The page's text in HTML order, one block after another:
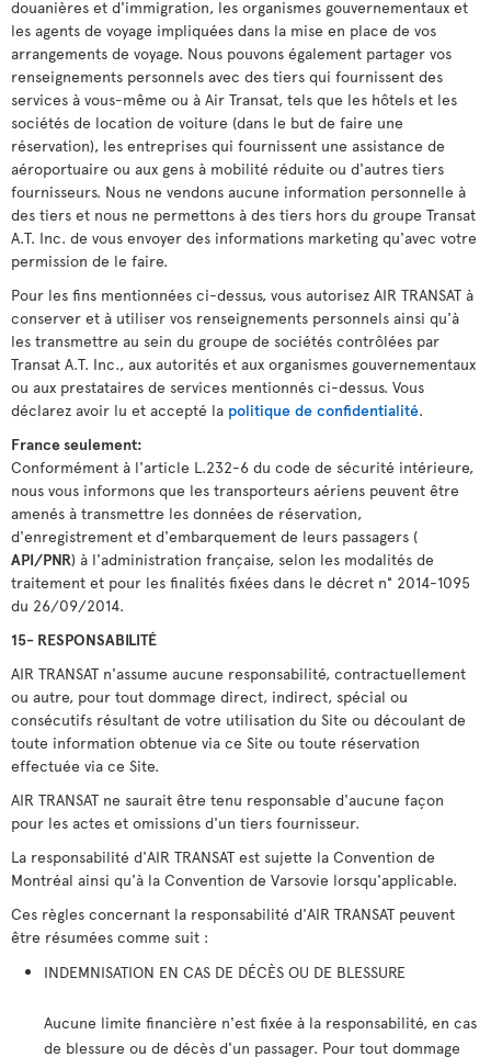
douanières et d'immigration, les organismes gouvernementaux et
les agents de voyage impliquées dans la mise en place de vos
arrangements de voyage. Nous pouvons également partager vos
renseignements personnels avec des tiers qui fournissent des
services à vous-même ou à Air Transat, tels que les hôtels et les
sociétés de location de voiture (dans le but de faire une
réservation), les entreprises qui fournissent une assistance de
aéroportuaire ou aux gens à mobilité réduite ou d'autres tiers
fournisseurs. Nous ne vendons aucune information personnelle à
des tiers et nous ne permettons à des tiers hors du groupe Transat
A.T. Inc. de vous envoyer des informations marketing qu'avec votre
permission de le faire.
Pour les fins mentionnées ci-dessus, vous autorisez AIR TRANSAT à
conserver et à utiliser vos renseignements personnels ainsi qu'à
les transmettre au sein du groupe de sociétés contrôlées par
Transat A.T. Inc., aux autorités et aux organismes gouvernementaux
ou aux prestataires de services mentionnés ci-dessus. Vous
déclarez avoir lu et accepté la politique de confidentialité.
France seulement:
Conformément à l'article L.232-6 du code de sécurité intérieure,
nous vous informons que les transporteurs aériens peuvent être
amenés à transmettre les données de réservation,
d'enregistrement et d'embarquement de leurs passagers (
API/PNR) à l'administration française, selon les modalités de
traitement et pour les finalités fixées dans le décret n° 2014-1095
du 26/09/2014.
15- RESPONSABILITÉ
AIR TRANSAT n'assume aucune responsabilité, contractuellement
ou autre, pour tout dommage direct, indirect, spécial ou
consécutifs résultant de votre utilisation du Site ou découlant de
toute information obtenue via ce Site ou toute réservation
effectuée via ce Site.
AIR TRANSAT ne saurait être tenu responsable d'aucune façon
pour les actes et omissions d'un tiers fournisseur.
La responsabilité d'AIR TRANSAT est sujette la Convention de
Montréal ainsi qu'à la Convention de Varsovie lorsqu'applicable.
Ces règles concernant la responsabilité d'AIR TRANSAT peuvent
être résumées comme suit :
INDEMNISATION EN CAS DE DÉCÈS OU DE BLESSURE
Aucune limite financière n'est fixée à la responsabilité, en cas
de blessure ou de décès d'un passager. Pour tout dommage